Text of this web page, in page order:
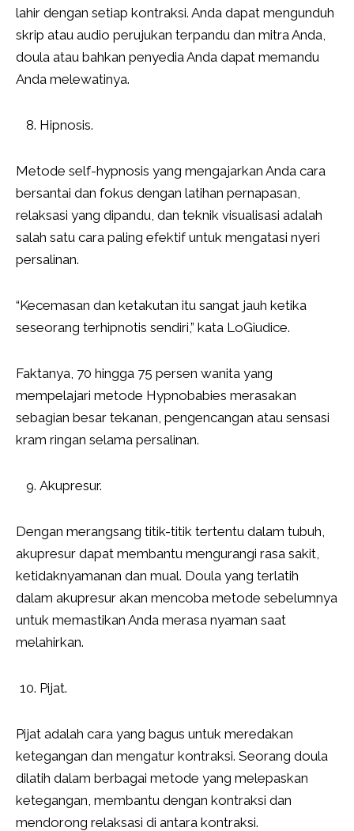
lahir dengan setiap kontraksi. Anda dapat mengunduh
skrip atau audio perujukan terpandu dan mitra Anda,
doula atau bahkan penyedia Anda dapat memandu
Anda melewatinya.
Hipnosis.
Metode self-hypnosis yang mengajarkan Anda cara
bersantai dan fokus dengan latihan pernapasan,
relaksasi yang dipandu, dan teknik visualisasi adalah
salah satu cara paling efektif untuk mengatasi nyeri
persalinan.
“Kecemasan dan ketakutan itu sangat jauh ketika
seseorang terhipnotis sendiri,” kata LoGiudice.
Faktanya, 70 hingga 75 persen wanita yang
mempelajari metode Hypnobabies merasakan
sebagian besar tekanan, pengencangan atau sensasi
kram ringan selama persalinan.
Akupresur.
Dengan merangsang titik-titik tertentu dalam tubuh,
akupresur dapat membantu mengurangi rasa sakit,
ketidaknyamanan dan mual. Doula yang terlatih
dalam akupresur akan mencoba metode sebelumnya
untuk memastikan Anda merasa nyaman saat
melahirkan.
Pijat.
Pijat adalah cara yang bagus untuk meredakan
ketegangan dan mengatur kontraksi. Seorang doula
dilatih dalam berbagai metode yang melepaskan
ketegangan, membantu dengan kontraksi dan
mendorong relaksasi di antara kontraksi.